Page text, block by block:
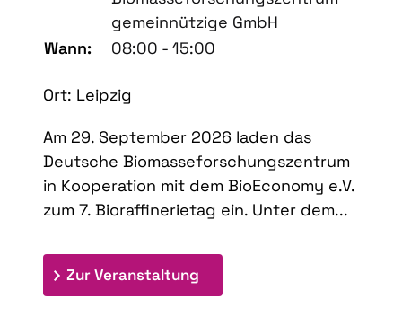
gemeinnützige GmbH
Wann:
08:00 - 15:00
Ort: Leipzig
Am 29. September 2026 laden das
Deutsche Biomasseforschungszentrum
in Kooperation mit dem BioEconomy e.V.
zum 7. Bioraffinerietag ein. Unter dem...
Zur Veranstaltung